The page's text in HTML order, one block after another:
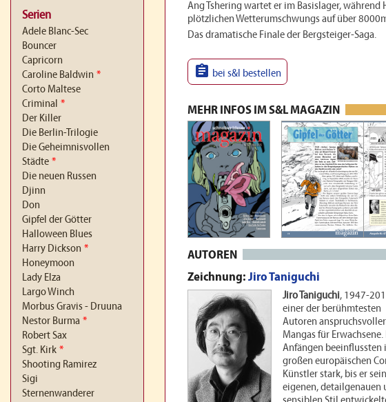
Serien
Adele Blanc-Sec
Bouncer
Capricorn
Caroline Baldwin *
Corto Maltese
Criminal *
Der Killer
Die Berlin-Trilogie
Die Geheimnisvollen
Städte *
Die neuen Russen
Djinn
Don
Gipfel der Götter
Halloween Blues
Harry Dickson *
Honeymoon
Lady Elza
Largo Winch
Morbus Gravis - Druuna
Nestor Burma *
Robert Sax
Sgt. Kirk *
Shooting Ramirez
Sigi
Sternenwanderer
Ang Tshering wartet er im Basislager, während
plötzlichen Wetterumschwungs auf über
Das dramatische Finale der Bergsteiger-Saga.
 bei s&l bestellen
MEHR INFOS IM S&L MAGAZIN
AUTOREN
Zeichnung: Jiro Taniguchi
Jiro Taniguchi, 1947-
einer der berühmtesten
Autoren anspruchsvoller
Mangas für Erwachsene.
Anfängen beeinflussten
großen europäischen
Künstler stark, bis er
eigenen, detailgenauen